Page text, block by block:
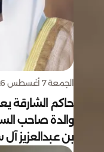
الجمعة 7 أغسطس 2026
حاكم الشارقة
والدة صاحب
بن عبدالعزيز